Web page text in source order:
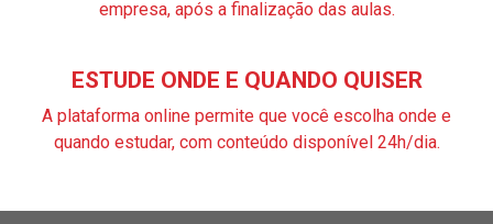
empresa, após a finalização das aulas.
ESTUDE ONDE E QUANDO QUISER
A plataforma online permite que você escolha onde e
quando estudar, com conteúdo disponível 24h/dia.